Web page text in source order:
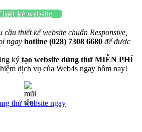
kế website
thiết kế website chuẩn Responsive,
ngay hotline (028) 7308 6680 để được
ký tạo website dùng thử MIỄN PHÍ
dịch vụ của Web4s ngay hôm nay!
thử website ngay